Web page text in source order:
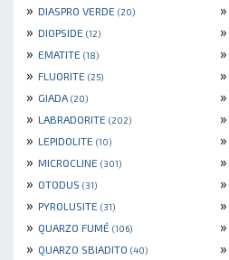
» DIASPRO VERDE (20) »
» DIOPSIDE (12) »
» EMATITE (18) »
» FLUORITE (25) »
» GIADA (20) »
» LABRADORITE (202) »
» LEPIDOLITE (10) »
» MICROCLINE (301) »
» OTODUS (31) »
» PYROLUSITE (31) »
» QUARZO FUMÉ (106) »
» QUARZO SBIADITO (40) »